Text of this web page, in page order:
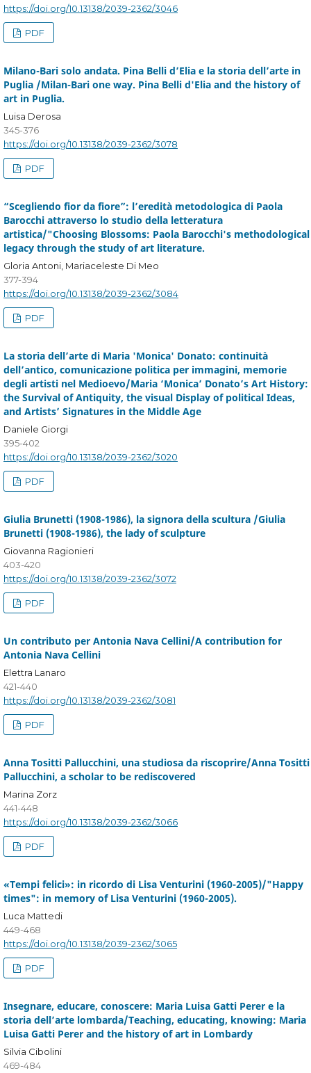
https://doi.org/10.13138/2039-2362/3046
PDF
Milano-Bari solo andata. Pina Belli d’Elia e la storia dell’arte in
Puglia /Milan-Bari one way. Pina Belli d'Elia and the history of
art in Puglia.
Luisa Derosa
345-376
https://doi.org/10.13138/2039-2362/3078
PDF
“Scegliendo fior da fiore”: l’eredità metodologica di Paola
Barocchi attraverso lo studio della letteratura
artistica/"Choosing Blossoms: Paola Barocchi's methodological
legacy through the study of art literature.
Gloria Antoni, Mariaceleste Di Meo
377-394
https://doi.org/10.13138/2039-2362/3084
PDF
La storia dell’arte di Maria 'Monica' Donato: continuità
dell’antico, comunicazione politica per immagini, memorie
degli artisti nel Medioevo/Maria ‘Monica’ Donato’s Art History:
the Survival of Antiquity, the visual Display of political Ideas,
and Artists’ Signatures in the Middle Age
Daniele Giorgi
395-402
https://doi.org/10.13138/2039-2362/3020
PDF
Giulia Brunetti (1908-1986), la signora della scultura /Giulia
Brunetti (1908-1986), the lady of sculpture
Giovanna Ragionieri
403-420
https://doi.org/10.13138/2039-2362/3072
PDF
Un contributo per Antonia Nava Cellini/A contribution for
Antonia Nava Cellini
Elettra Lanaro
421-440
https://doi.org/10.13138/2039-2362/3081
PDF
Anna Tositti Pallucchini, una studiosa da riscoprire/Anna Tositti
Pallucchini, a scholar to be rediscovered
Marina Zorz
441-448
https://doi.org/10.13138/2039-2362/3066
PDF
«Tempi felici»: in ricordo di Lisa Venturini (1960-2005)/"Happy
times": in memory of Lisa Venturini (1960-2005).
Luca Mattedi
449-468
https://doi.org/10.13138/2039-2362/3065
PDF
Insegnare, educare, conoscere: Maria Luisa Gatti Perer e la
storia dell’arte lombarda/Teaching, educating, knowing: Maria
Luisa Gatti Perer and the history of art in Lombardy
Silvia Cibolini
469-484